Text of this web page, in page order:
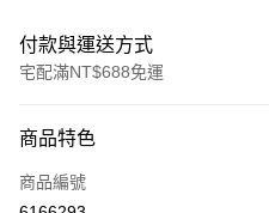
付款與運送方式
宅配滿NT$688免運
信用卡一次付款
信用卡分期付款
商品特色
商品編號